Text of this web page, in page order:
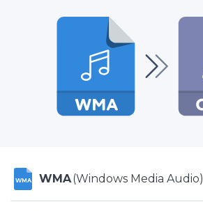
WMA WMA(Windows Media Audio)